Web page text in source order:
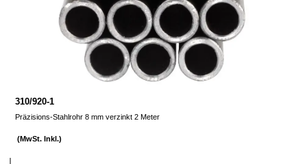
310/920-1
Präzisions-Stahlrohr 8 mm verzinkt 2 Meter
(MwSt. Inkl.)